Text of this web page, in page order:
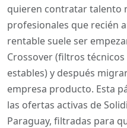
quieren contratar talento
profesionales que recién
rentable suele ser
Crossover (filtros
estables) y después
empresa producto. Esta
las ofertas activas de
Paraguay, filtradas para